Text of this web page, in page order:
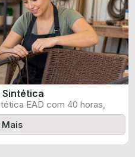
Sintética
EAD com 40 horas,
Mais